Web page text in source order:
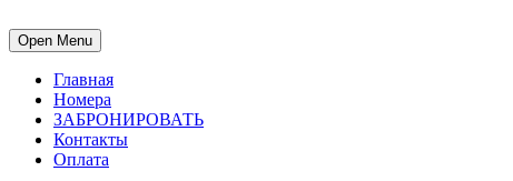
Open Menu
Главная
Номера
ЗАБРОНИРОВАТЬ
Контакты
Оплата